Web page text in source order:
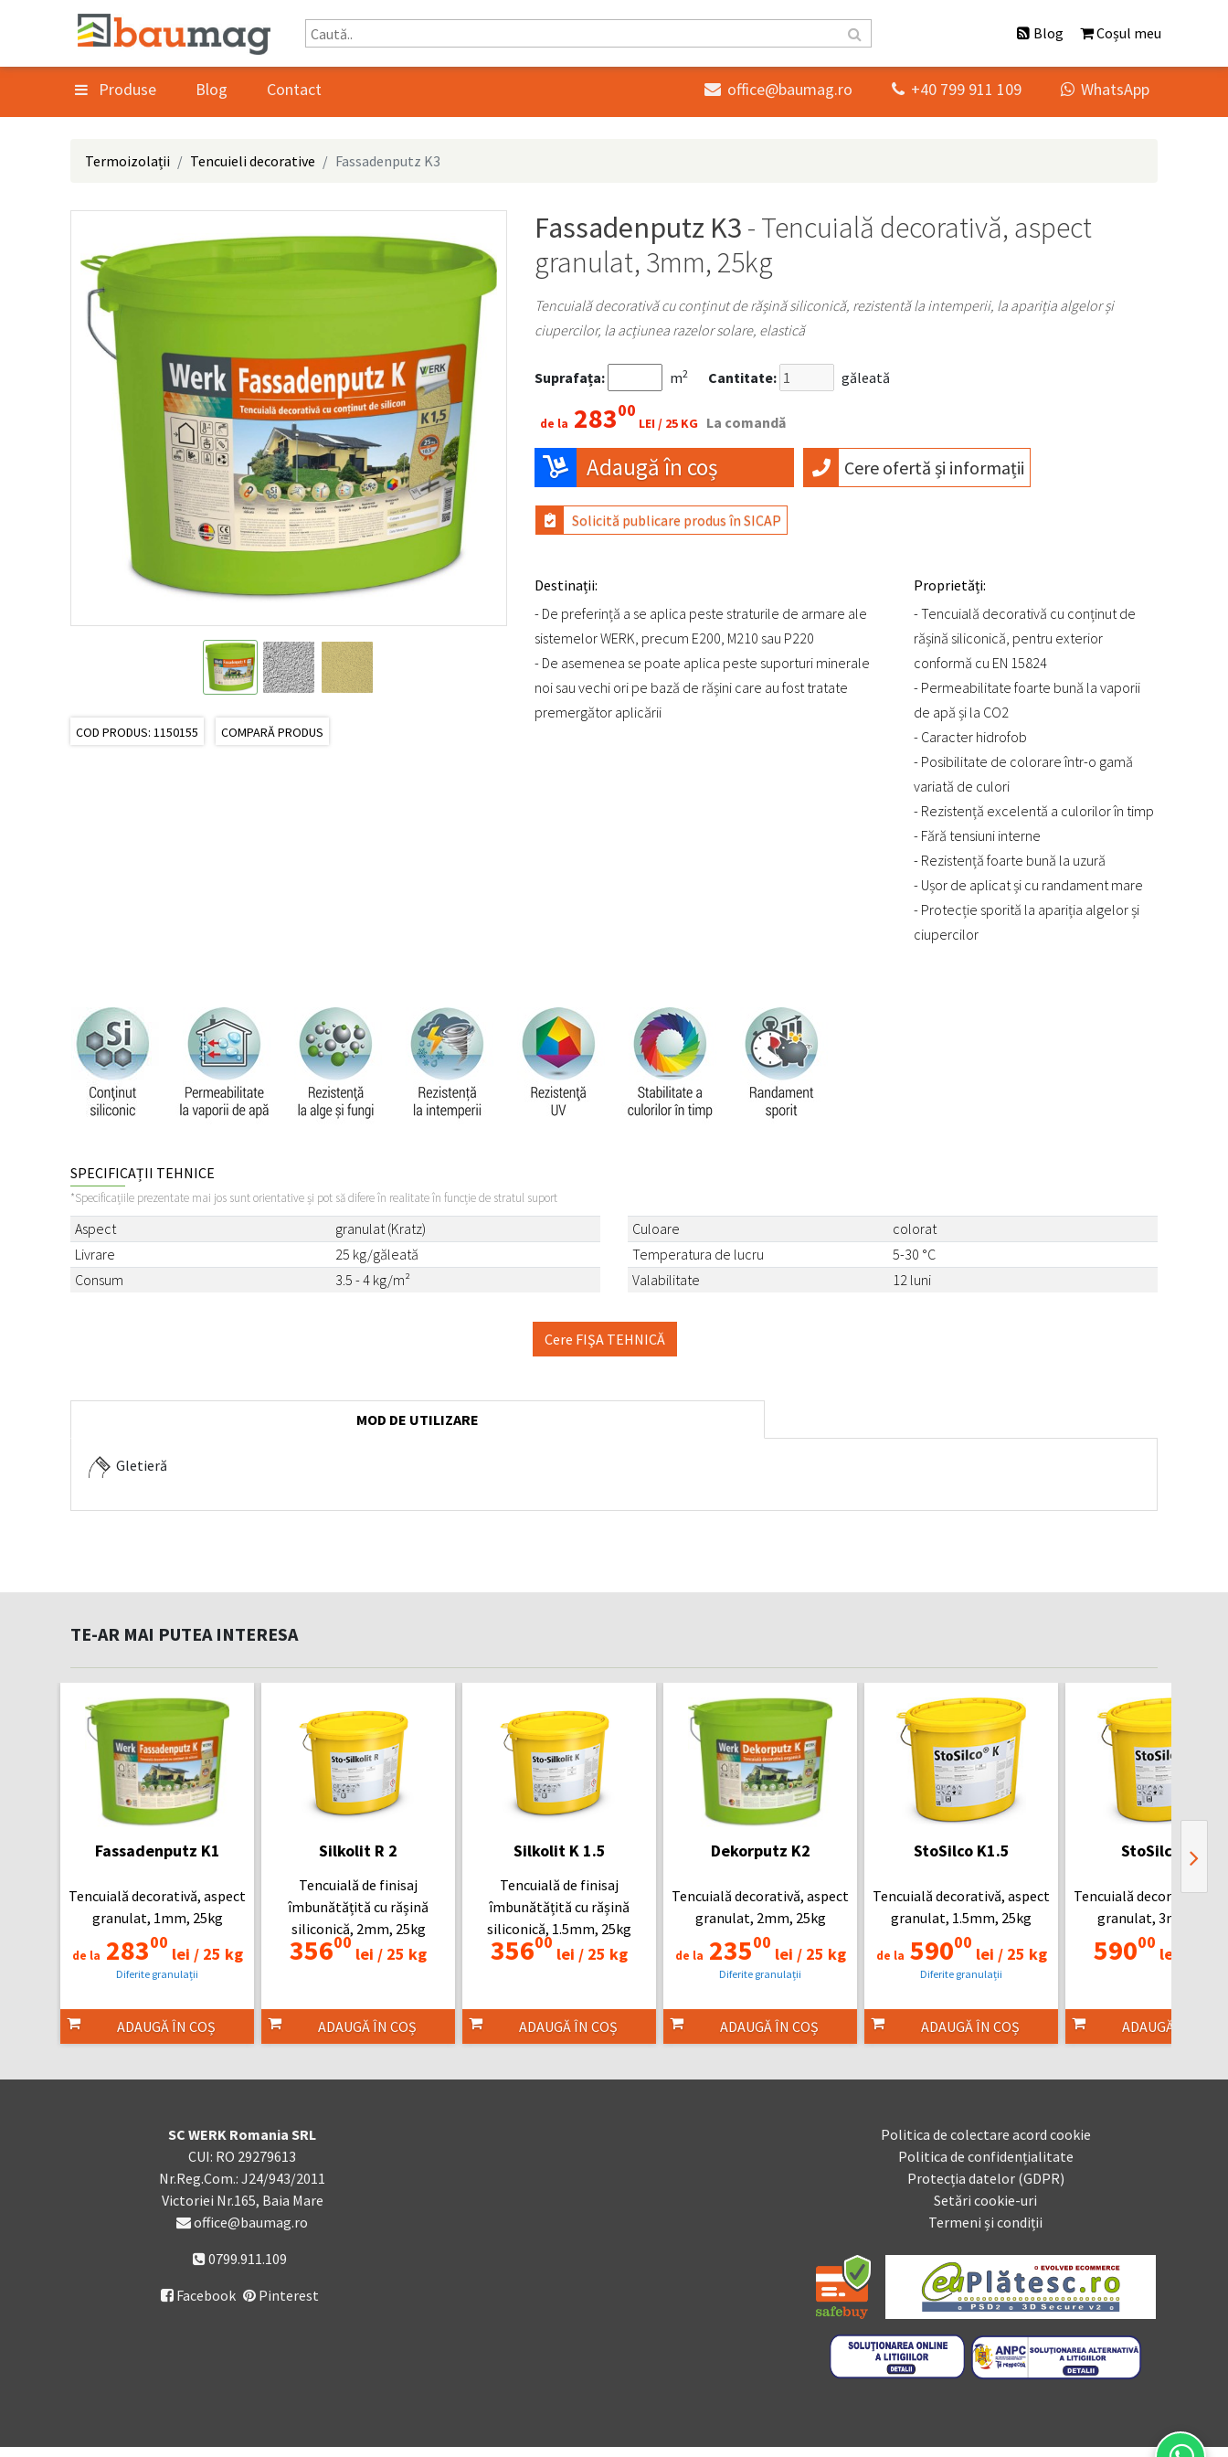
Blog Coșul meu
Produse Blog Contact  office@baumag.ro  +40 799 911 109  WhatsApp
Termoizolații Tencuieli decorative Fassadenputz K3
COD PRODUS: 1150155 COMPARĂ PRODUS
Fassadenputz K3 - Tencuială decorativă, aspect
granulat, 3mm, 25kg
Tencuială decorativă cu conținut de rășină siliconică, rezistentă la intemperii, la apariția algelor și
ciupercilor, la acțiunea razelor solare, elastică
Suprafața: m2 Cantitate: găleată
de la 28300
LEI / 25 KG La comandă
Adaugă în coș Cere ofertă și informații
Solicită publicare produs în SICAP
Destinații:
- De preferință a se aplica peste straturile de armare ale
sistemelor WERK, precum E200, M210 sau P220
- De asemenea se poate aplica peste suporturi minerale
noi sau vechi ori pe bază de rășini care au fost tratate
premergător aplicării
Proprietăți:
- Tencuială decorativă cu conținut de
rășină siliconică, pentru exterior
conformă cu EN 15824
- Permeabilitate foarte bună la vaporii
de apă și la CO2
- Caracter hidrofob
- Posibilitate de colorare într-o gamă
variată de culori
- Rezistență excelentă a culorilor în timp
- Fără tensiuni interne
- Rezistență foarte bună la uzură
- Ușor de aplicat și cu randament mare
- Protecție sporită la apariția algelor și
ciupercilor
SPECIFICAȚII TEHNICE
*Specificațiile prezentate mai jos sunt orientative și pot să difere în realitate în funcție de stratul suport
Aspect
granulat (Kratz)
Livrare
25 kg/găleată
Consum
3.5 - 4 kg/m²
Culoare
colorat
Temperatura de lucru
5-30 °C
Valabilitate
12 luni
Cere FIŞA TEHNICĂ
MOD DE UTILIZARE
Gletieră
TE-AR MAI PUTEA INTERESA
Fassadenputz K1
Tencuială decorativă, aspect
granulat, 1mm, 25kg
de la 28300
lei /25 kg
Diferite granulații
ADAUGĂ ÎN COȘ
Silkolit R 2
Tencuială de finisaj
îmbunătățită cu rășină
siliconică, 2mm, 25kg
35600
lei / 25 kg
ADAUGĂ ÎN COȘ
Silkolit K 1.5
Tencuială de finisaj
îmbunătățită cu rășină
siliconică, 1.5mm, 25kg
35600
lei / 25 kg
ADAUGĂ ÎN COȘ
Dekorputz K2
Tencuială decorativă, aspect
granulat, 2mm, 25kg
de la 23500
lei /25 kg
Diferite granulații
ADAUGĂ ÎN COȘ
StoSilco K1.5
Tencuială decorativă, aspect
granulat, 1.5mm, 25kg
de la 59000
lei /25 kg
Diferite granulații
ADAUGĂ ÎN COȘ
StoSilco K3
Tencuială decorativă,
granulat, 3mm, 25kg
59000
lei /
ADAUGĂ ÎN COȘ
SC WERK Romania SRL
CUI: RO 29279613
Nr.Reg.Com.: J24/943/2011
Victoriei Nr.165, Baia Mare
office@baumag.ro
0799.911.109
 Facebook Pinterest
Politica de colectare acord cookie
Politica de confidențialitate
Protecția datelor (GDPR)
Setări cookie-uri
Termeni și condiții